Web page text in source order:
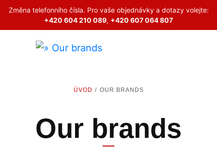
Změna telefonního čísla. Pro vaše objednávky a dotazy volejte:
+420 604 210 089, +420 607 064 807
ÚVOD OUR BRANDS
Our brands